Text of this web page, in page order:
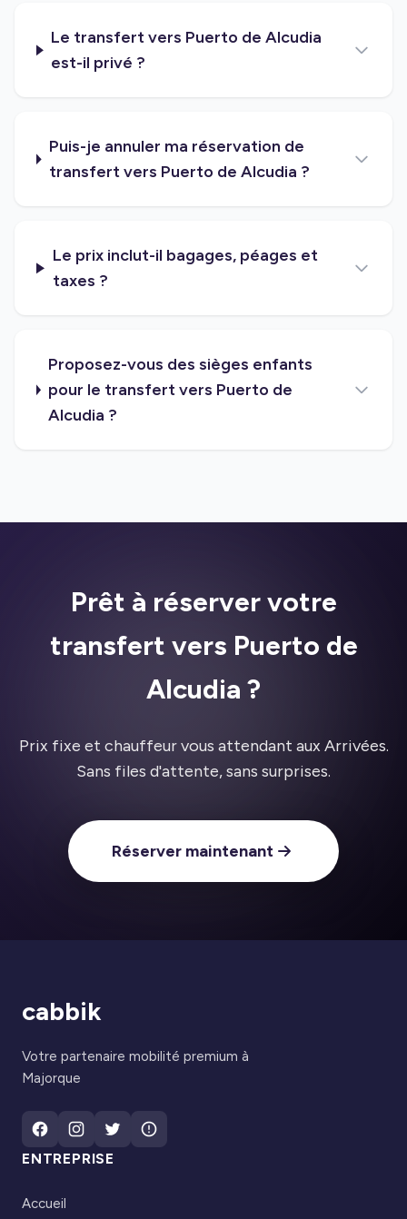
Le transfert vers Puerto de Alcudia
est-il privé ?
Puis-je annuler ma réservation de
transfert vers Puerto de Alcudia ?
Le prix inclut-il bagages, péages et
taxes ?
Proposez-vous des sièges enfants
pour le transfert vers Puerto de
Alcudia ?
Prêt à réserver votre
transfert vers Puerto de
Alcudia ?
Prix fixe et chauffeur vous attendant aux Arrivées.
Sans files d'attente, sans surprises.
Réserver maintenant
cabbik
Votre partenaire mobilité premium à
Majorque
ENTREPRISE
Accueil